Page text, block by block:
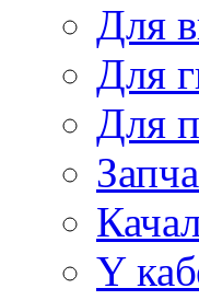
Для
Для
Для
Y